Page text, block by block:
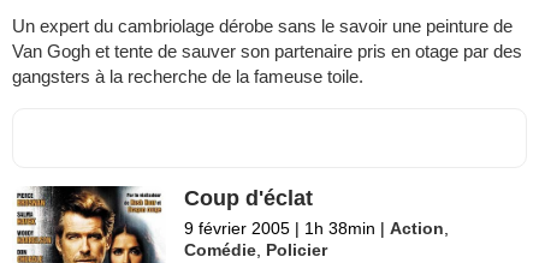
Un expert du cambriolage dérobe sans le savoir une peinture de
Van Gogh et tente de sauver son partenaire pris en otage par des
gangsters à la recherche de la fameuse toile.
Coup d'éclat
9 février 2005 | 1h 38min | Action
Comédie Policier